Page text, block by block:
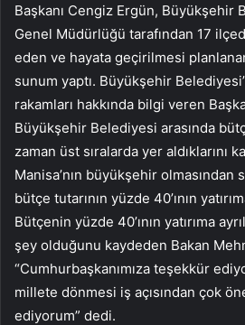
Başkanı Cengiz Ergün, Büyükşehir
Genel Müdürlüğü tarafından 17
eden ve hayata geçirilmesi
sunum yaptı. Büyükşehir
rakamları hakkında bilgi veren
Büyükşehir Belediyesi arasında
zaman üst sıralarda yer aldıklarını
Manisa’nın büyükşehir olmasından
bütçe tutarının yüzde 40’ının
Bütçenin yüzde 40’ının yatırıma
şey olduğunu kaydeden Bakan
“Cumhurbaşkanımıza teşekkür
millete dönmesi iş açısından çok
ediyorum” dedi.